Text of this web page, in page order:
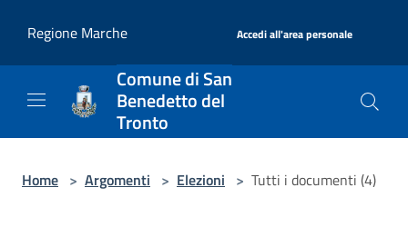
Regione Marche
Accedi all'area personale
Comune di San
Benedetto del
Tronto
Home > Argomenti > Elezioni > Tutti i documenti (4)